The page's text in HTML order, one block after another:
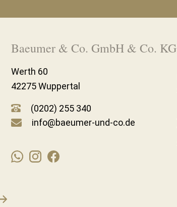
Baeumer & Co. GmbH & Co. KG
Werth 60
42275 Wuppertal
(0202) 255 340
info@baeumer-und-co.de